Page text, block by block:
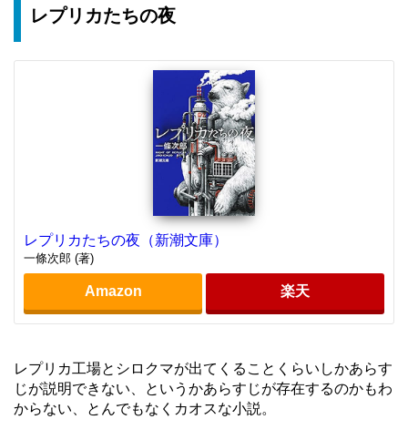
レプリカたちの夜
レプリカたちの夜（新潮文庫）
一條次郎 (著)
Amazon 楽天
レプリカ工場とシロクマが出てくることくらいしかあらす
じが説明できない、というかあらすじが存在するのかもわ
からない、とんでもなくカオスな小説。